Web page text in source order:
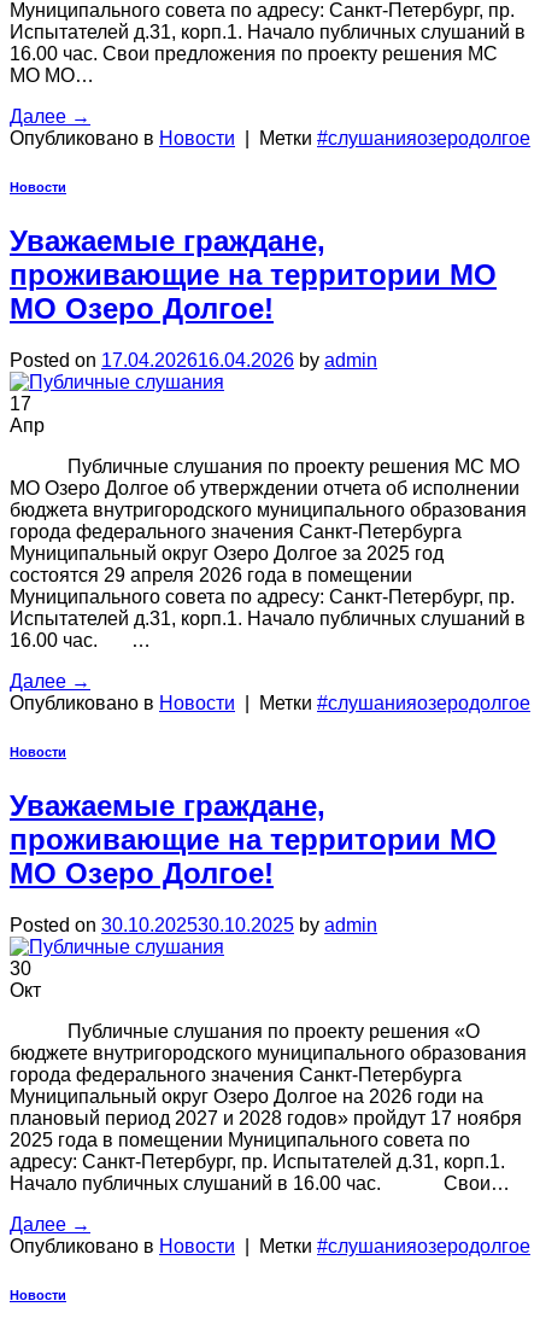
Муниципального совета по адресу: Санкт-Петербург, пр.
Испытателей д.31, корп.1. Начало публичных слушаний в
16.00 час. Свои предложения по проекту решения МС
МО МО…
Далее →
Опубликовано в Новости Метки #слушанияозеродолгое
Новости
Уважаемые граждане,
проживающие на территории МО
МО Озеро Долгое!
Posted on 17.04.202616.04.2026 by admin
17
Апр
Публичные слушания по проекту решения МС МО
МО Озеро Долгое об утверждении отчета об исполнении
бюджета внутригородского муниципального образования
города федерального значения Санкт-Петербурга
Муниципальный округ Озеро Долгое за 2025 год
состоятся 29 апреля 2026 года в помещении
Муниципального совета по адресу: Санкт-Петербург, пр.
Испытателей д.31, корп.1. Начало публичных слушаний в
16.00 час. …
Далее →
Опубликовано в Новости Метки #слушанияозеродолгое
Новости
Уважаемые граждане,
проживающие на территории МО
МО Озеро Долгое!
Posted on 30.10.202530.10.2025 by admin
30
Окт
Публичные слушания по проекту решения «О
бюджете внутригородского муниципального образования
города федерального значения Санкт-Петербурга
Муниципальный округ Озеро Долгое на 2026 годи на
плановый период 2027 и 2028 годов» пройдут 17 ноября
2025 года в помещении Муниципального совета по
адресу: Санкт-Петербург, пр. Испытателей д.31, корп.1.
Начало публичных слушаний в 16.00 час. Свои…
Далее →
Опубликовано в Новости Метки #слушанияозеродолгое
Новости